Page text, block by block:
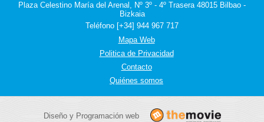
Plaza Celestino María del Arenal, Nº 3º - 4º Trasera 48015 Bilbao -
Bizkaia
Teléfono [+34] 944 967 717
Mapa Web
Politica de Privacidad
Contacto
Quiénes somos
Diseño y Programación web